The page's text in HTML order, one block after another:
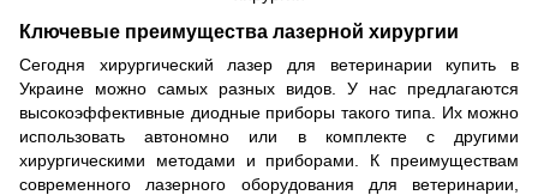
Ключевые преимущества лазерной хирургии
Сегодня хирургический лазер для ветеринарии купить в
Украине можно самых разных видов. У нас предлагаются
высокоэффективные диодные приборы такого типа. Их можно
использовать автономно или в комплекте с другими
хирургическими методами и приборами. К преимуществам
современного лазерного оборудования для ветеринарии,